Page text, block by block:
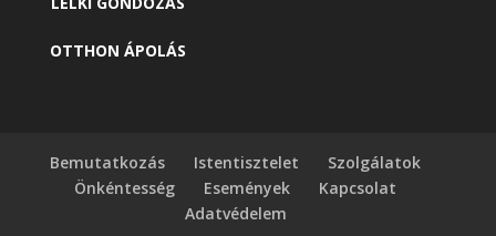
OTTHON ÁPOLÁS
Bemutatkozás Istentisztelet
Szolgálatok
Önkéntesség
Események
Kapcsolat
Adatvédelem